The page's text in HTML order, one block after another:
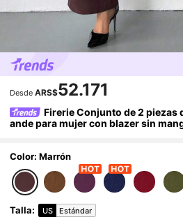
Desde ARS$52.171
Firerie Conjunto de 2 piezas
ande para mujer con blazer sin
2 piezas de talla grande para mujer,
de 2 piezas elegante de ropa de
ara otoño e invierno
Color: Marrón
Talla: US Estándar